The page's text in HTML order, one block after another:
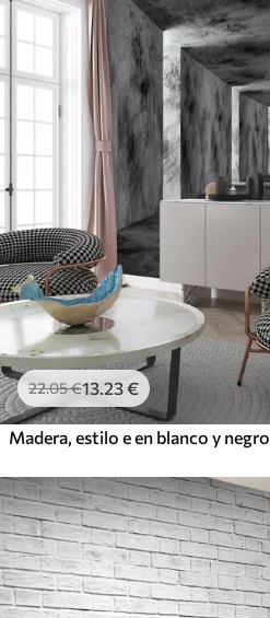
22.05€13.23€
Madera, estilo e en blanco y negro